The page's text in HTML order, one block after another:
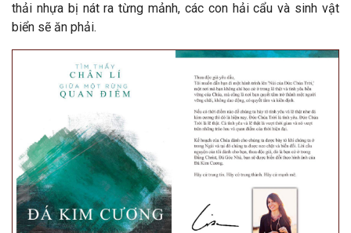
thải nhựa bị nát ra từng mảnh, các con hải cẩu và sinh vật
biển sẽ ăn phải.